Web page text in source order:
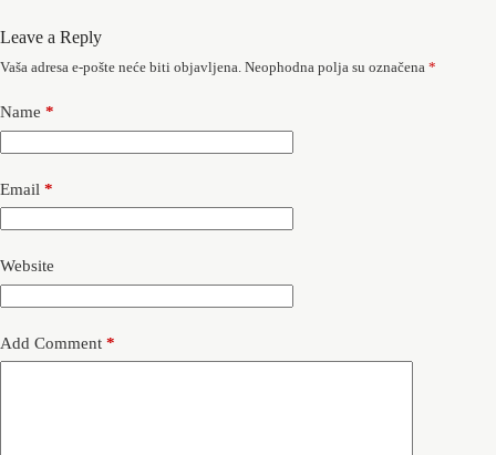
Leave a Reply
Vaša adresa e-pošte neće biti objavljena. Neophodna polja su označena *
Name *
Email *
Website
Add Comment *